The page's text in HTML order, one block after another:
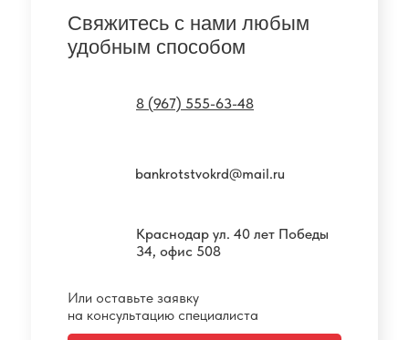
Свяжитесь с нами любым
удобным способом
8 (967) 555-63-48
Краснодар ул. 40 лет Победы
34, офис 508
bankrotstvokrd@mail.ru
Или оставьте заявку
на консультацию специалиста